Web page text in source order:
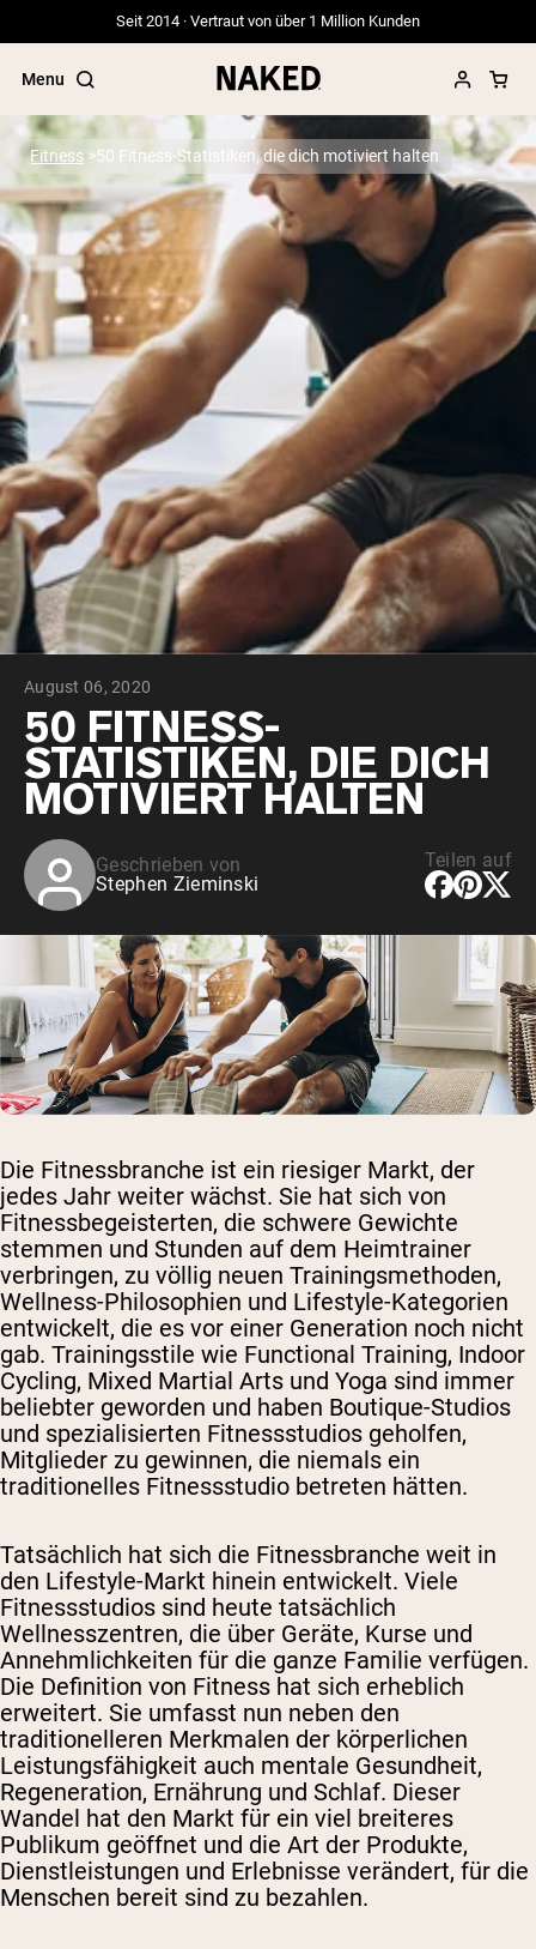
Seit 2014 · Vertraut von über 1 Million Kunden
Menu
Beliebte Suchbegriffe
”Protein Powder“
”Overnight Oats“
”Vegan protein“
”Collagen“
”Micellar Casein“
Fitness 50 Fitness-Statistiken, die dich motiviert halten
August 06, 2020
50 FITNESS-
STATISTIKEN, DIE DICH
MOTIVIERT HALTEN
Geschrieben von
Stephen Zieminski
Teilen auf
Die Fitnessbranche ist ein riesiger Markt, der
jedes Jahr weiter wächst. Sie hat sich von
Fitnessbegeisterten, die schwere Gewichte
stemmen und Stunden auf dem Heimtrainer
verbringen, zu völlig neuen Trainingsmethoden,
Wellness-Philosophien und Lifestyle-Kategorien
entwickelt, die es vor einer Generation noch nicht
gab. Trainingsstile wie Functional Training, Indoor
Cycling, Mixed Martial Arts und Yoga sind immer
beliebter geworden und haben Boutique-Studios
und spezialisierten Fitnessstudios geholfen,
Mitglieder zu gewinnen, die niemals ein
traditionelles Fitnessstudio betreten hätten.
Tatsächlich hat sich die Fitnessbranche weit in
den Lifestyle-Markt hinein entwickelt. Viele
Fitnessstudios sind heute tatsächlich
Wellnesszentren, die über Geräte, Kurse und
Annehmlichkeiten für die ganze Familie verfügen.
Die Definition von Fitness hat sich erheblich
erweitert. Sie umfasst nun neben den
traditionelleren Merkmalen der körperlichen
Leistungsfähigkeit auch mentale Gesundheit,
Regeneration, Ernährung und Schlaf. Dieser
Wandel hat den Markt für ein viel breiteres
Publikum geöffnet und die Art der Produkte,
Dienstleistungen und Erlebnisse verändert, für die
Menschen bereit sind zu bezahlen.